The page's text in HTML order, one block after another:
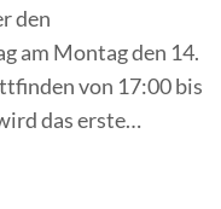
den
am Montag den 14.
von 17:00 bis
das erste…